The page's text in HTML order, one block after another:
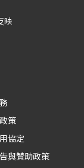
映
策
協定
與贊助政策